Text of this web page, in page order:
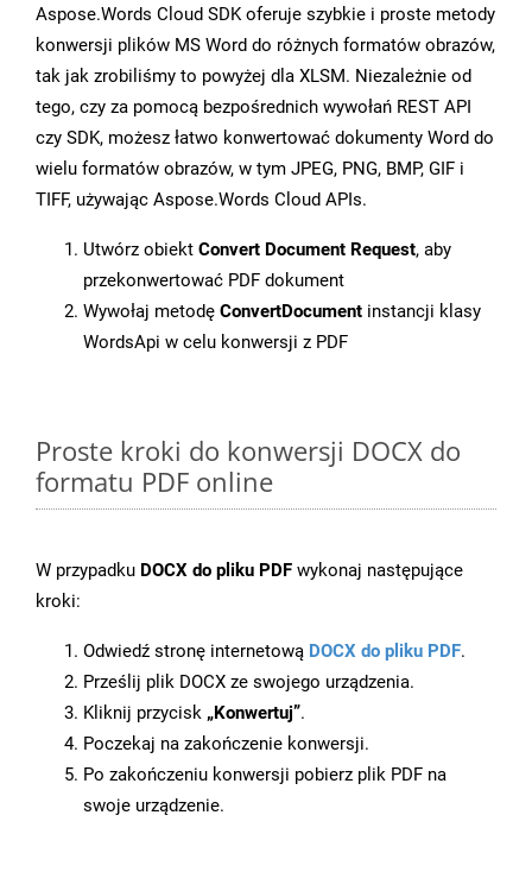
Aspose.Words Cloud SDK oferuje szybkie i proste metody
konwersji plików MS Word do różnych formatów obrazów,
tak jak zrobiliśmy to powyżej dla XLSM. Niezależnie od
tego, czy za pomocą bezpośrednich wywołań REST API
czy SDK, możesz łatwo konwertować dokumenty Word do
wielu formatów obrazów, w tym JPEG, PNG, BMP, GIF i
TIFF, używając Aspose.Words Cloud APIs.
Utwórz obiekt Convert Document Request, aby
przekonwertować PDF dokument
Wywołaj metodę ConvertDocument instancji klasy
WordsApi w celu konwersji z PDF
Proste kroki do konwersji DOCX do
formatu PDF online
W przypadku DOCX do pliku PDF wykonaj następujące
kroki:
Odwiedź stronę internetową DOCX do pliku PDF.
Prześlij plik DOCX ze swojego urządzenia.
Kliknij przycisk „Konwertuj”.
Poczekaj na zakończenie konwersji.
Po zakończeniu konwersji pobierz plik PDF na
swoje urządzenie.